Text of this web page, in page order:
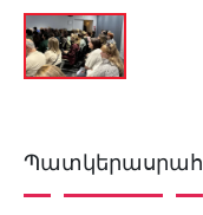
Պատկերասրահ